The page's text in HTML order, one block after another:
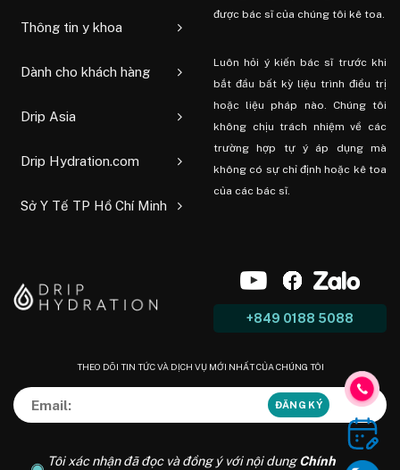
Thông tin y khoa
Dành cho khách hàng
Drip Asia
Drip Hydration.com
Sở Y Tế TP Hồ Chí Minh
được bác sĩ của chúng tôi kê toa.
Luôn hỏi ý kiến ​​bác sĩ trước khi
bắt đầu bất kỳ liệu trình điều trị
hoặc liệu pháp nào. Chúng tôi
không chịu trách nhiệm về các
trường hợp tự ý áp dụng mà
không có sự chỉ định hoặc kê toa
của các bác sĩ.
+849 0188 5088
THEO DÕI TIN TỨC VÀ DỊCH VỤ MỚI NHẤT CỦA CHÚNG TÔI
Tôi xác nhận đã đọc và đồng ý với nội dungChính